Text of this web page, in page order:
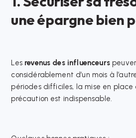
une épargne bien
Les revenus des influenceurs
considérablement d’un mois à
périodes difficiles, la mise en place
précaution est indispensable.​